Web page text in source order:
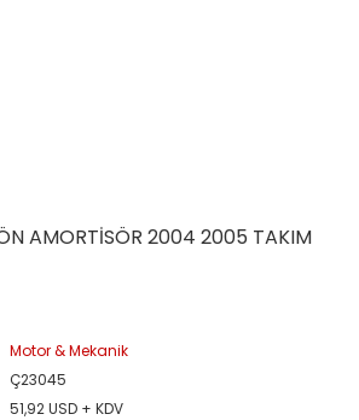
AMORTİSÖR 2004 2005 TAKIM
Motor & Mekanik
Ç23045
51,92 USD + KDV